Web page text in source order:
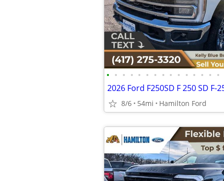
• • • • • • • • • • • • • • •
8/6 54mi Hamilton Ford